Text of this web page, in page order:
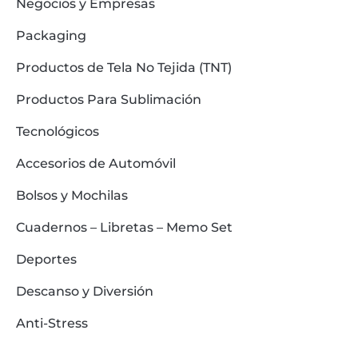
Negocios y Empresas
Packaging
Productos de Tela No Tejida (TNT)
Productos Para Sublimación
Tecnológicos
Accesorios de Automóvil
Bolsos y Mochilas
Cuadernos – Libretas – Memo Set
Deportes
Descanso y Diversión
Anti-Stress